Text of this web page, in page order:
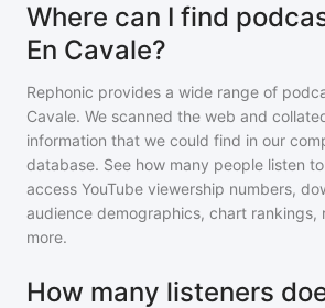
Where can I find
En Cavale?
Rephonic provides a wide range of
Cavale. We scanned the web and
information that we could find in our
database. See how many people listen to
access YouTube viewership numbers,
audience demographics, chart rankings,
more.
How many listeners